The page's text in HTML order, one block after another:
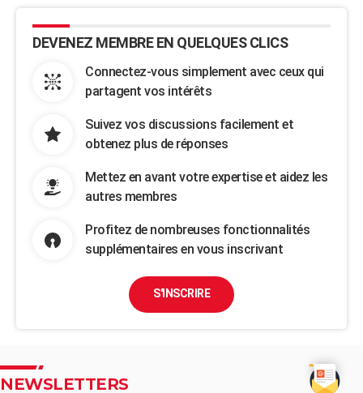
DEVENEZ MEMBRE EN QUELQUES CLICS
Connectez-vous simplement avec ceux qui
partagent vos intérêts
Suivez vos discussions facilement et
obtenez plus de réponses
Mettez en avant votre expertise et aidez les
autres membres
Profitez de nombreuses fonctionnalités
supplémentaires en vous inscrivant
S'INSCRIRE
NEWSLETTERS